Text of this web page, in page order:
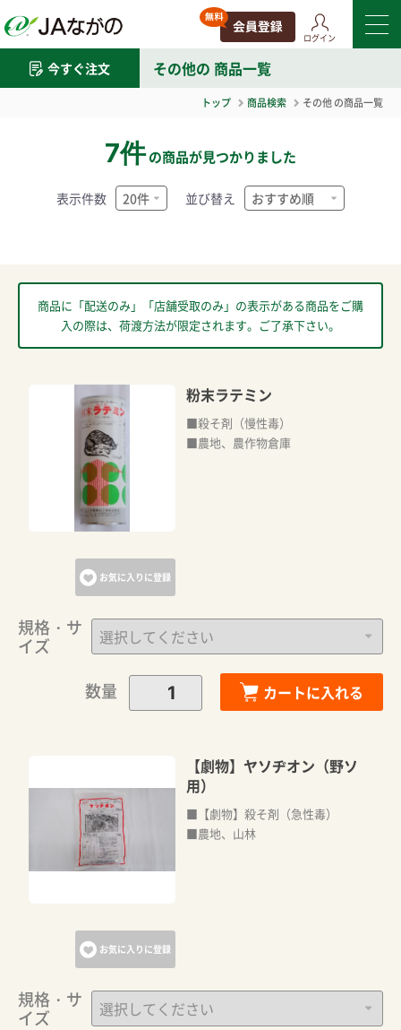
ログイン
今すぐ注文 その他の 商品一覧
トップ 商品検索 その他の商品一覧
7件の商品が見つかりました
表示件数 並び替え
商品に「配送のみ」「店舗受取のみ」の表示がある商品をご購
入の際は、荷渡方法が限定されます。ご了承下さい。
お気に入りに登録
粉末ラテミン
■殺そ剤（慢性毒）
■農地、農作物倉庫
規格・サ
イズ
数量
カートに入れる
お気に入りに登録
【劇物】ヤソヂオン（野ソ
用）
■【劇物】殺そ剤（急性毒）
■農地、山林
規格・サ
イズ